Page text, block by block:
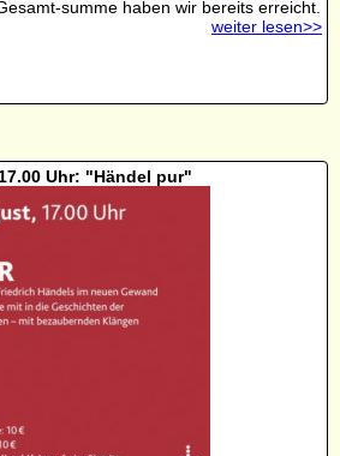
summe haben wir bereits erreicht.
weiter lesen>>
Uhr: "Händel pur"